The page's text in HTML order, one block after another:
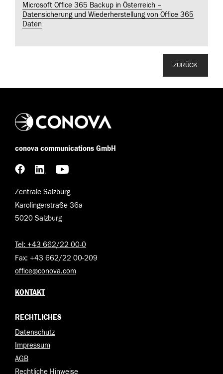
Microsoft Office 365 Backup in Österreich –
Datensicherung und Wiederherstellung von Office 365
Daten
ZURÜCK
conova communications GmbH
Zentrale Salzburg
Karolingerstraße 36a
5020 Salzburg
Tel: +43 662/22 00-0
Fax: +43 662/22 00-209
office@conova.com
KONTAKT
RECHTLICHES
Datenschutz
Impressum
AGB
Rechtliche Hinweise